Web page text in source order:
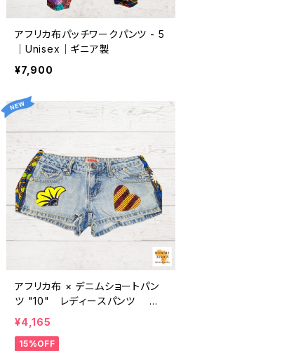
アフリカ布パッチワークパンツ - 5
｜Unisex｜ギニア製
¥7,900
アフリカ布 × デニムショートパン
ツ "10" レディースパンツ パ
ーニュ カンガ キテンゲ ギニア フ
ェアトレード INUWALIAFRICA
¥4,165
15%OFF